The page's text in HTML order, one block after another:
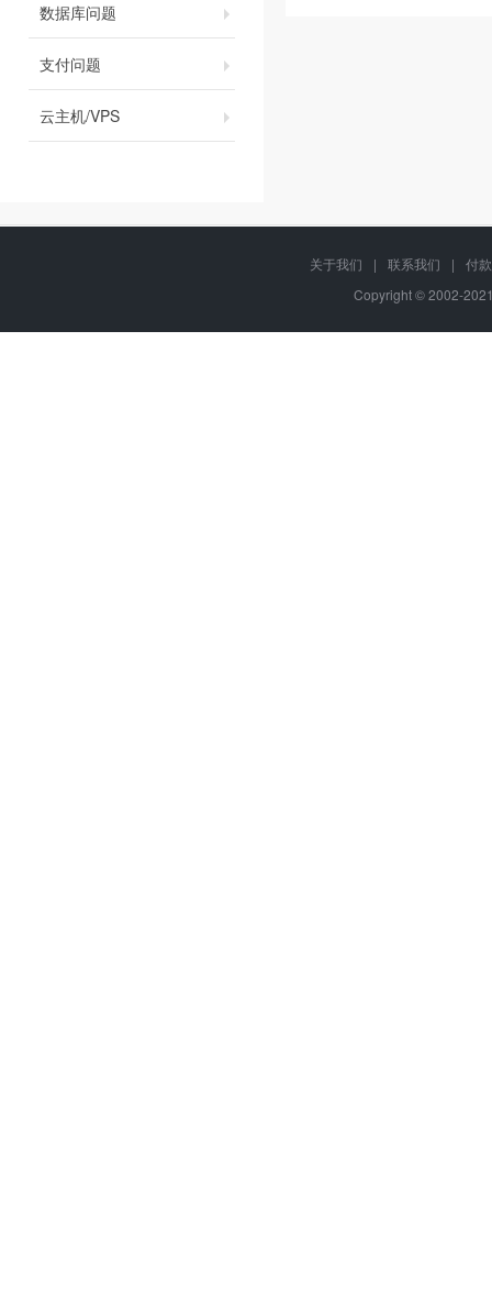
数据库问题
支付问题
云主机/VPS
关于我们 | 联系我们 |
付
Copyright © 2002-